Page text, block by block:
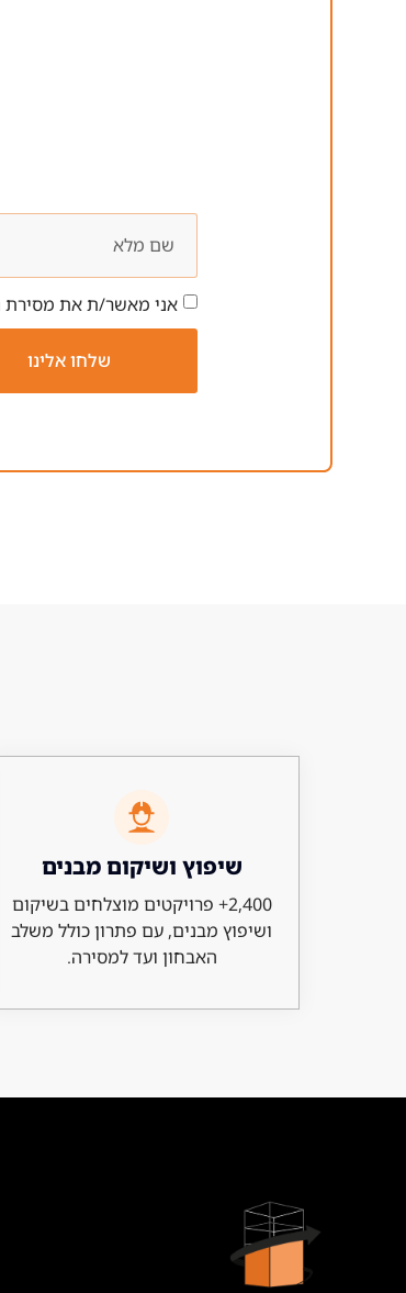
אני מאשר/ת את מסירת
שלחו אלינו
שיפוץ ושיקום מבנים
2,400+ פרויקטים מוצלחים בשיקום
ושיפוץ מבנים, עם פתרון כולל משלב
האבחון ועד למסירה.